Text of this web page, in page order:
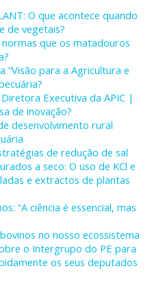
O que acontece quando
de vegetais?
que os matadouros
“Visão para a Agricultura e
Executiva da APIC |
de inovação?
desenvolvimento rural
de redução de sal
a seco: O uso de KCl e
e extractos de plantas
“A ciência é essencial, mas
no nosso ecossistema
o Intergrupo do PE para
os seus deputados